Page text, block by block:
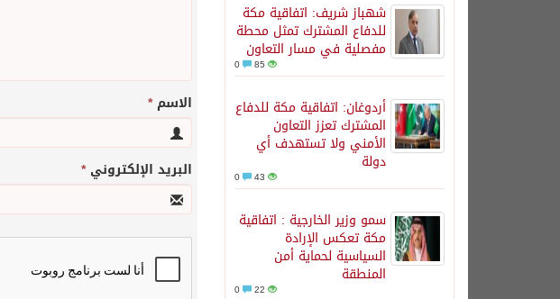
شهباز شريف: اتفاقية مكة
للدفاع المشترك تمثل محطة
مفصلية في مسار التعاون
85
أردوغان: اتفاقية مكة للدفاع
المشترك تعزز التعاون
الأمني ولا تستهدف أي
دولة
43
سمو وزير الخارجية : اتفاقية
مكة تعكس الإرادة
السياسية لحماية أمن
المنطقة
22
الاسم*
البريد الإلكتروني*